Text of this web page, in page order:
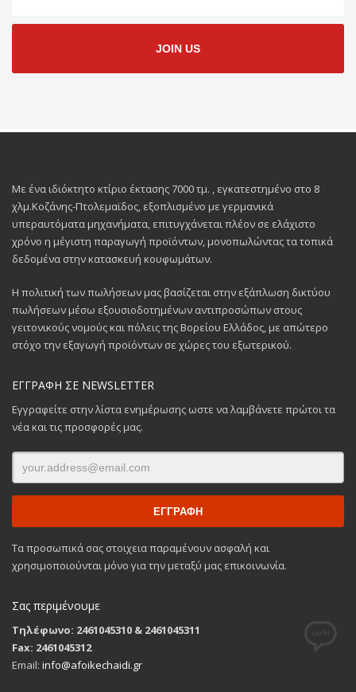
JOIN US
Με ένα ιδιόκτητο κτίριο έκτασης 7000 τμ. , εγκατεστημένο στο 8
χλμ.Κοζάνης-Πτολεμαϊδος, εξοπλισμένο με γερμανικά
υπεραυτόματα μηχανήματα, επιτυγχάνεται πλέον σε ελάχιστο
χρόνο η μέγιστη παραγωγή προϊόντων, μονοπωλώντας τα τοπικά
δεδομένα στην κατασκευή κουφωμάτων.
Η πολιτική των πωλήσεων μας βασίζεται στην εξάπλωση δικτύου
πωλήσεων μέσω εξουσιοδοτημένων αντιπροσώπων στους
γειτονικούς νομούς και πόλεις της Βορείου Ελλάδος, με απώτερο
στόχο την εξαγωγή προϊόντων σε χώρες του εξωτερικού.
ΕΓΓΡΑΦΗ ΣΕ NEWSLETTER
Εγγραφείτε στην λίστα ενημέρωσης ωστε να λαμβάνετε πρώτοι τα
νέα και τις προσφορές μας.
Τα προσωπικά σας στοιχεια παραμένουν ασφαλή και
χρησιμοποιούνται μόνο για την μεταξύ μας επικοινωνία.
Σας περιμένουμε
Τηλέφωνο: 2461045310 & 2461045311
Fax: 2461045312
Email: info@afoikechaidi.gr